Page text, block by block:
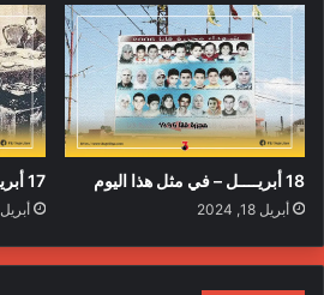
18 أبريــــل – في مثل هذا اليوم
أبريل 18, 2024
17 أبريــــل – في مثل هذا اليوم
أبريل 17, 2024